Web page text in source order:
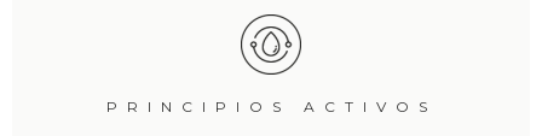
PRINCIPIOS ACTIVOS